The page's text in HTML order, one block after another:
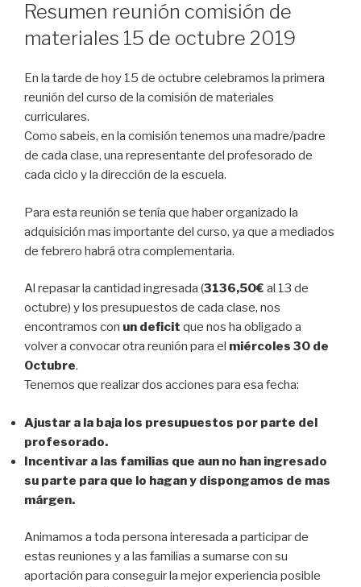
EL
Resumen reunión comisión de
materiales 15 de octubre 2019
En la tarde de hoy 15 de octubre celebramos la primera
reunión del curso de la comisión de materiales
curriculares.
Como sabeis, en la comisión tenemos una madre/padre
de cada clase, una representante del profesorado de
cada ciclo y la dirección de la escuela.
Para esta reunión se tenía que haber organizado la
adquisición mas importante del curso, ya que a mediados
de febrero habrá otra complementaria.
Al repasar la cantidad ingresada (3136,50€ al 13 de
octubre) y los presupuestos de cada clase, nos
encontramos con un deficit que nos ha obligado a
volver a convocar otra reunión para el miércoles 30 de
Octubre.
Tenemos que realizar dos acciones para esa fecha:
Ajustar a la baja los presupuestos por parte del
profesorado.
Incentivar a las familias que aun no han ingresado
su parte para que lo hagan y dispongamos de mas
márgen.
Animamos a toda persona interesada a participar de
estas reuniones y a las familias a sumarse con su
aportación para conseguir la mejor experiencia posible